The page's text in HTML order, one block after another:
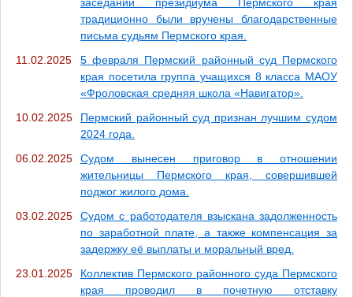
традиционно были вручены благодарственные
письма судьям Пермского края.
11.02.2025
5 февраля Пермский районный суд Пермского
края посетила группа учащихся 8 класса МАОУ
«Фроловская средняя школа «Навигатор».
10.02.2025
Пермский районный суд признан лучшим судом
2024 года.
06.02.2025
Судом вынесен приговор в отношении
жительницы Пермского края, совершившей
поджог жилого дома.
03.02.2025
Судом с работодателя взыскана задолженность
по заработной плате, а также компенсация за
задержку её выплаты и моральный вред.
23.01.2025
Коллектив Пермского районного суда Пермского
края проводил в почетную отставку